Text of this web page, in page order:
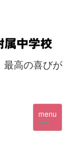
高の喜びが
menu